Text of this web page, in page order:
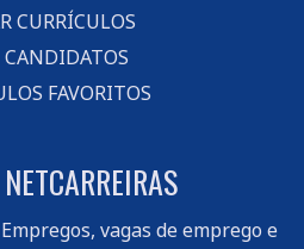
CURRÍCULOS
CANDIDATOS
FAVORITOS
vagas de emprego e